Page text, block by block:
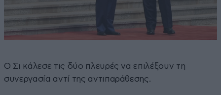
Ο Σι κάλεσε τις δύο πλευρές να επιλέξουν τη
συνεργασία αντί της αντιπαράθεσης.